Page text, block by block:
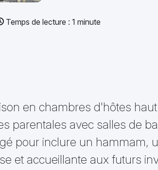
Temps de lecture : 1 minute
en chambres d'hôtes
parentales avec salles de
pour inclure un hammam,
et accueillante aux futurs